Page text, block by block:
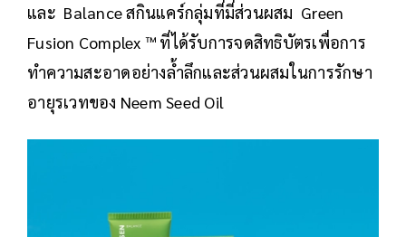
และ Balance สกินแคร์กลุ่มที่มี่ส่วนผสม Green
Fusion Complex ™ ที่ได้รับการจดสิทธิบัตรเพื่อการ
ทำความสะอาดอย่างล้ำลึกและส่วนผสมในการรักษา
อายุรเวทของ Neem Seed Oil